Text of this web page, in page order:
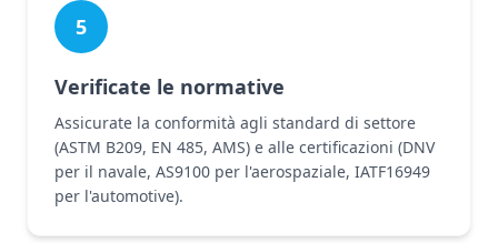
5
Verificate le normative
Assicurate la conformità agli standard di settore
(ASTM B209, EN 485, AMS) e alle certificazioni (DNV
per il navale, AS9100 per l'aerospaziale, IATF16949
per l'automotive).